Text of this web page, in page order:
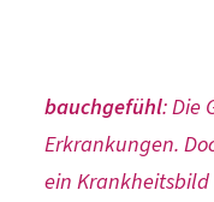
bauchgefühl: Die
Erkrankungen.
ein